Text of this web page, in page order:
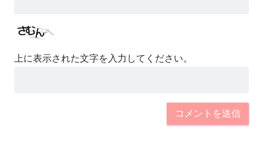
上に表示された文字を入力してください。